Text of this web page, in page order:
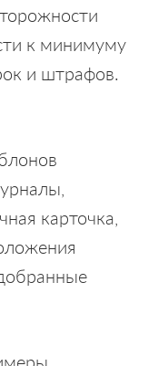
к минимуму
и штрафов.
карточка,